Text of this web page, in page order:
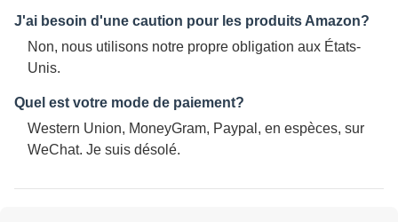
J'ai besoin d'une caution pour les produits Amazon?
Non, nous utilisons notre propre obligation aux États-
Unis.
Quel est votre mode de paiement?
Western Union, MoneyGram, Paypal, en espèces, sur
WeChat. Je suis désolé.